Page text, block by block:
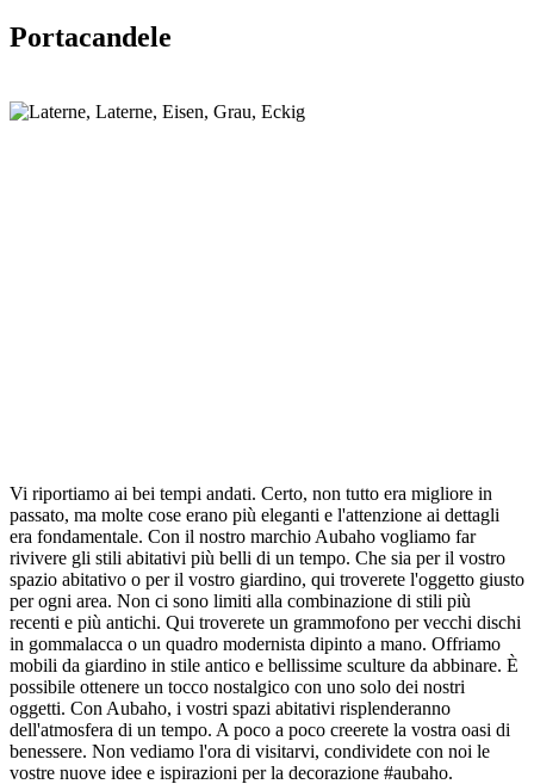
Portacandele
Vi riportiamo ai bei tempi andati. Certo, non tutto era migliore in
passato, ma molte cose erano più eleganti e l'attenzione ai dettagli
era fondamentale. Con il nostro marchio Aubaho vogliamo far
rivivere gli stili abitativi più belli di un tempo. Che sia per il vostro
spazio abitativo o per il vostro giardino, qui troverete l'oggetto giusto
per ogni area. Non ci sono limiti alla combinazione di stili più
recenti e più antichi. Qui troverete un grammofono per vecchi dischi
in gommalacca o un quadro modernista dipinto a mano. Offriamo
mobili da giardino in stile antico e bellissime sculture da abbinare. È
possibile ottenere un tocco nostalgico con uno solo dei nostri
oggetti. Con Aubaho, i vostri spazi abitativi risplenderanno
dell'atmosfera di un tempo. A poco a poco creerete la vostra oasi di
benessere. Non vediamo l'ora di visitarvi, condividete con noi le
vostre nuove idee e ispirazioni per la decorazione #aubaho.